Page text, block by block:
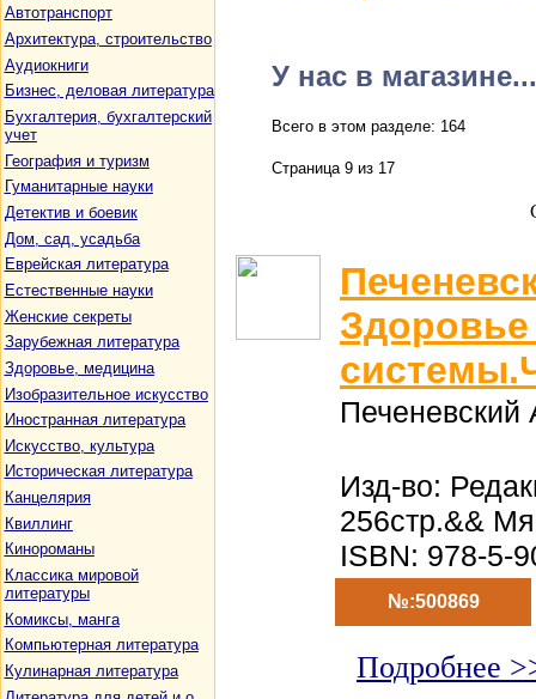
Автотранспорт
Архитектура, строительство
Аудиокниги
Бизнес, деловая литература
Бухгалтерия, бухгалтерский
учет
География и туризм
Гуманитарные науки
Детектив и боевик
Дом, сад, усадьба
Еврейская литература
Естественные науки
Женские секреты
Зарубежная литература
Здоровье, медицина
Изобразительное искусство
Иностранная литература
Искусство, культура
Историческая литература
Канцелярия
Квиллинг
Кинороманы
Классика мировой
литературы
Комиксы, манга
Компьютерная литература
Кулинарная литература
У нас в магазине...
Всего в этом разделе: 164
Страница 9 из 17
Здоровье
Изд-во:
256стр.&&
ISBN: 978-5-
№:500869
Подробнее